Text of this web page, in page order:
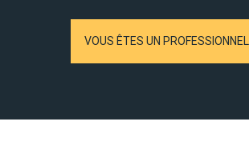
VOUS ÊTES UN PROFESSIONNEL